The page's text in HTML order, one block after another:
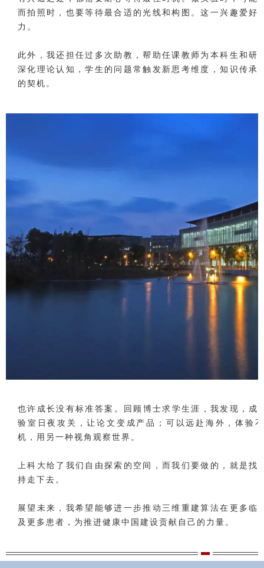
而拍照时，也要等待最合适的光线和构图。这一兴趣爱好
力。
此外，我还担任过多次助教，帮助任课教师为本科生和研
深化理论认知，学生的问题常触发新思考维度，知识传承
的契机。
也许成长没有标准答案。回顾博士求学生涯，我发现，
验室日夜攻关，让论文变成产品；可以远赴海外，体验
机，用另一种视角观察世界。
上科大给了我们自由探索的空间，而我们要做的，就是找
持走下去。
展望未来，我希望能够进一步推动三维重建算法在更多临
及更多患者，为推进健康中国建设贡献自己的力量。